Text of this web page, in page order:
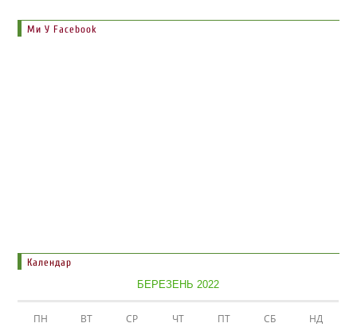
Ми У Facebook
Календар
БЕРЕЗЕНЬ 2022
ПН ВТ СР ЧТ ПТ СБ НД